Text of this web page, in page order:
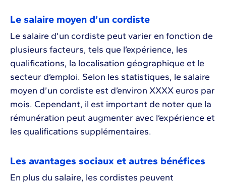
Le salaire moyen d’un cordiste
Le salaire d’un cordiste peut varier en fonction de
plusieurs facteurs, tels que l’expérience, les
qualifications, la localisation géographique et le
secteur d’emploi. Selon les statistiques, le salaire
moyen d’un cordiste est d’environ XXXX euros par
mois. Cependant, il est important de noter que la
rémunération peut augmenter avec l’expérience et
les qualifications supplémentaires.
Les avantages sociaux et autres bénéfices
En plus du salaire, les cordistes peuvent